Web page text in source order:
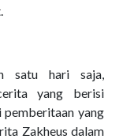
satu hari saja,
yang berisi
yang
Zakheus dalam